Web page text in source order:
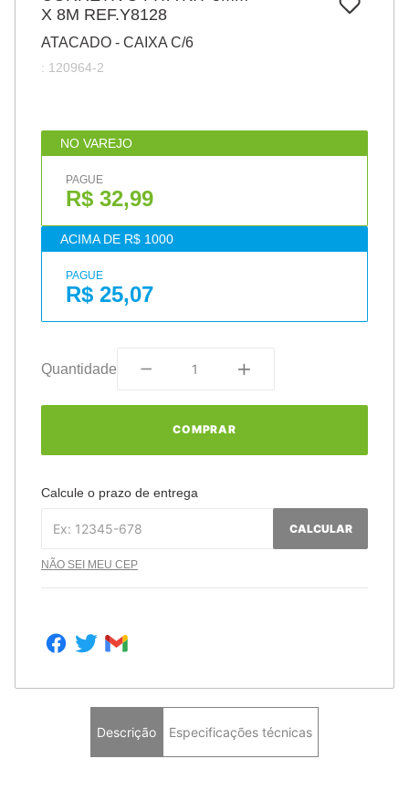
X 8M REF.Y8128
ATACADO - CAIXA C/6
: 120964-2
NO VAREJO
PAGUE
R$ 32,99
ACIMA DE R$ 1000
PAGUE
R$ 25,07
Quantidade
COMPRAR
Calcule o prazo de entrega
CALCULAR
NÃO SEI MEU CEP
Descrição Especificações técnicas
papel
cola
havaianas